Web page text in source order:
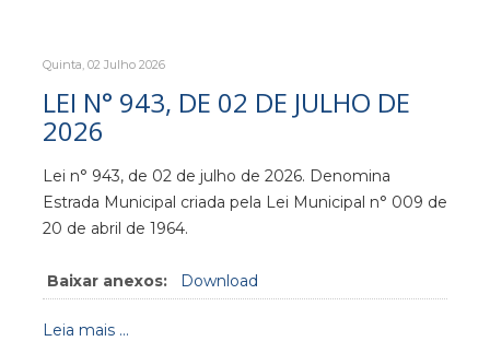
Quinta, 02 Julho 2026
LEI N° 943, DE 02 DE JULHO DE
2026
Lei n° 943, de 02 de julho de 2026. Denomina
Estrada Municipal criada pela Lei Municipal n° 009 de
20 de abril de 1964.
Baixar anexos: Download
Leia mais ...